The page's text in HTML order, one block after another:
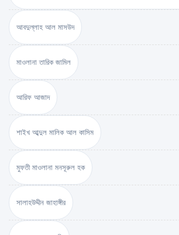
আবদুল্লাহ আল মাসউদ
মাওলানা তারিক জামিল
আরিফ আজাদ
শাইখ আব্দুল মালিক আল কাসিম
মুফতী মাওলানা মনসূরুল হক
সালাহউদ্দীন জাহাঙ্গীর